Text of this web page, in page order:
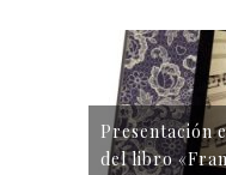
Presentación
del libro